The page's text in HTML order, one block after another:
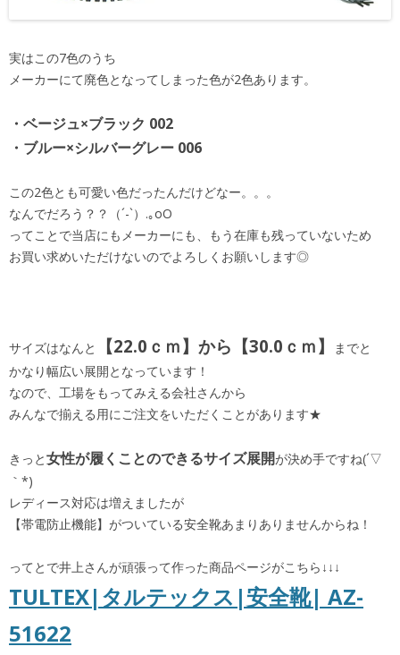
実はこの7色のうち
メーカーにて廃色となってしまった色が2色あります。
・ベージュ×ブラック 002
・ブルー×シルバーグレー 006
この2色とも可愛い色だったんだけどなー。。。
なんでだろう？？（´-`）.｡oO
ってことで当店にもメーカーにも、もう在庫も残っていないため
お買い求めいただけないのでよろしくお願いします◎
サイズはなんと 【22.0ｃｍ】から【30.0ｃｍ】
までと
かなり幅広い展開となっています！
なので、工場をもってみえる会社さんから
みんなで揃える用にご注文をいただくことがあります★
きっと女性が履くことのできるサイズ展開が決め手ですね(´▽
｀*)
レディース対応は増えましたが
【帯電防止機能】がついている安全靴あまりありませんからね！
ってとで井上さんが頑張って作った商品ページがこちら↓↓↓
TULTEX|タルテックス|安全靴| AZ-
51622